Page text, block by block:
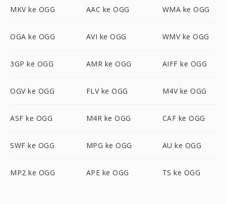
MKV ke OGG AAC ke OGG WMA ke OGG
OGA ke OGG AVI ke OGG WMV ke OGG
3GP ke OGG AMR ke OGG AIFF ke OGG
OGV ke OGG FLV ke OGG M4V ke OGG
ASF ke OGG M4R ke OGG CAF ke OGG
SWF ke OGG MPG ke OGG AU ke OGG
MP2 ke OGG APE ke OGG TS ke OGG